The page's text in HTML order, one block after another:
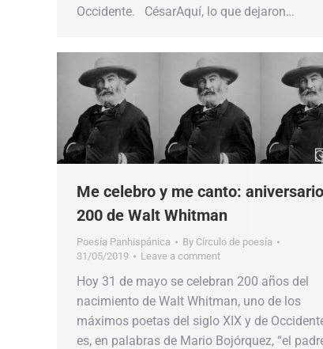
Occidente. CésarAquí, lo que dejaron…
Me celebro y me canto: aniversario
200 de Walt Whitman
Poesía Panhispánica By Círculo de poesía
31/05/2019
Leave a comment
Hoy 31 de mayo se celebran 200 años del
nacimiento de Walt Whitman, uno de los
máximos poetas del siglo XIX y de
es, en palabras de Mario Bojórquez, “el